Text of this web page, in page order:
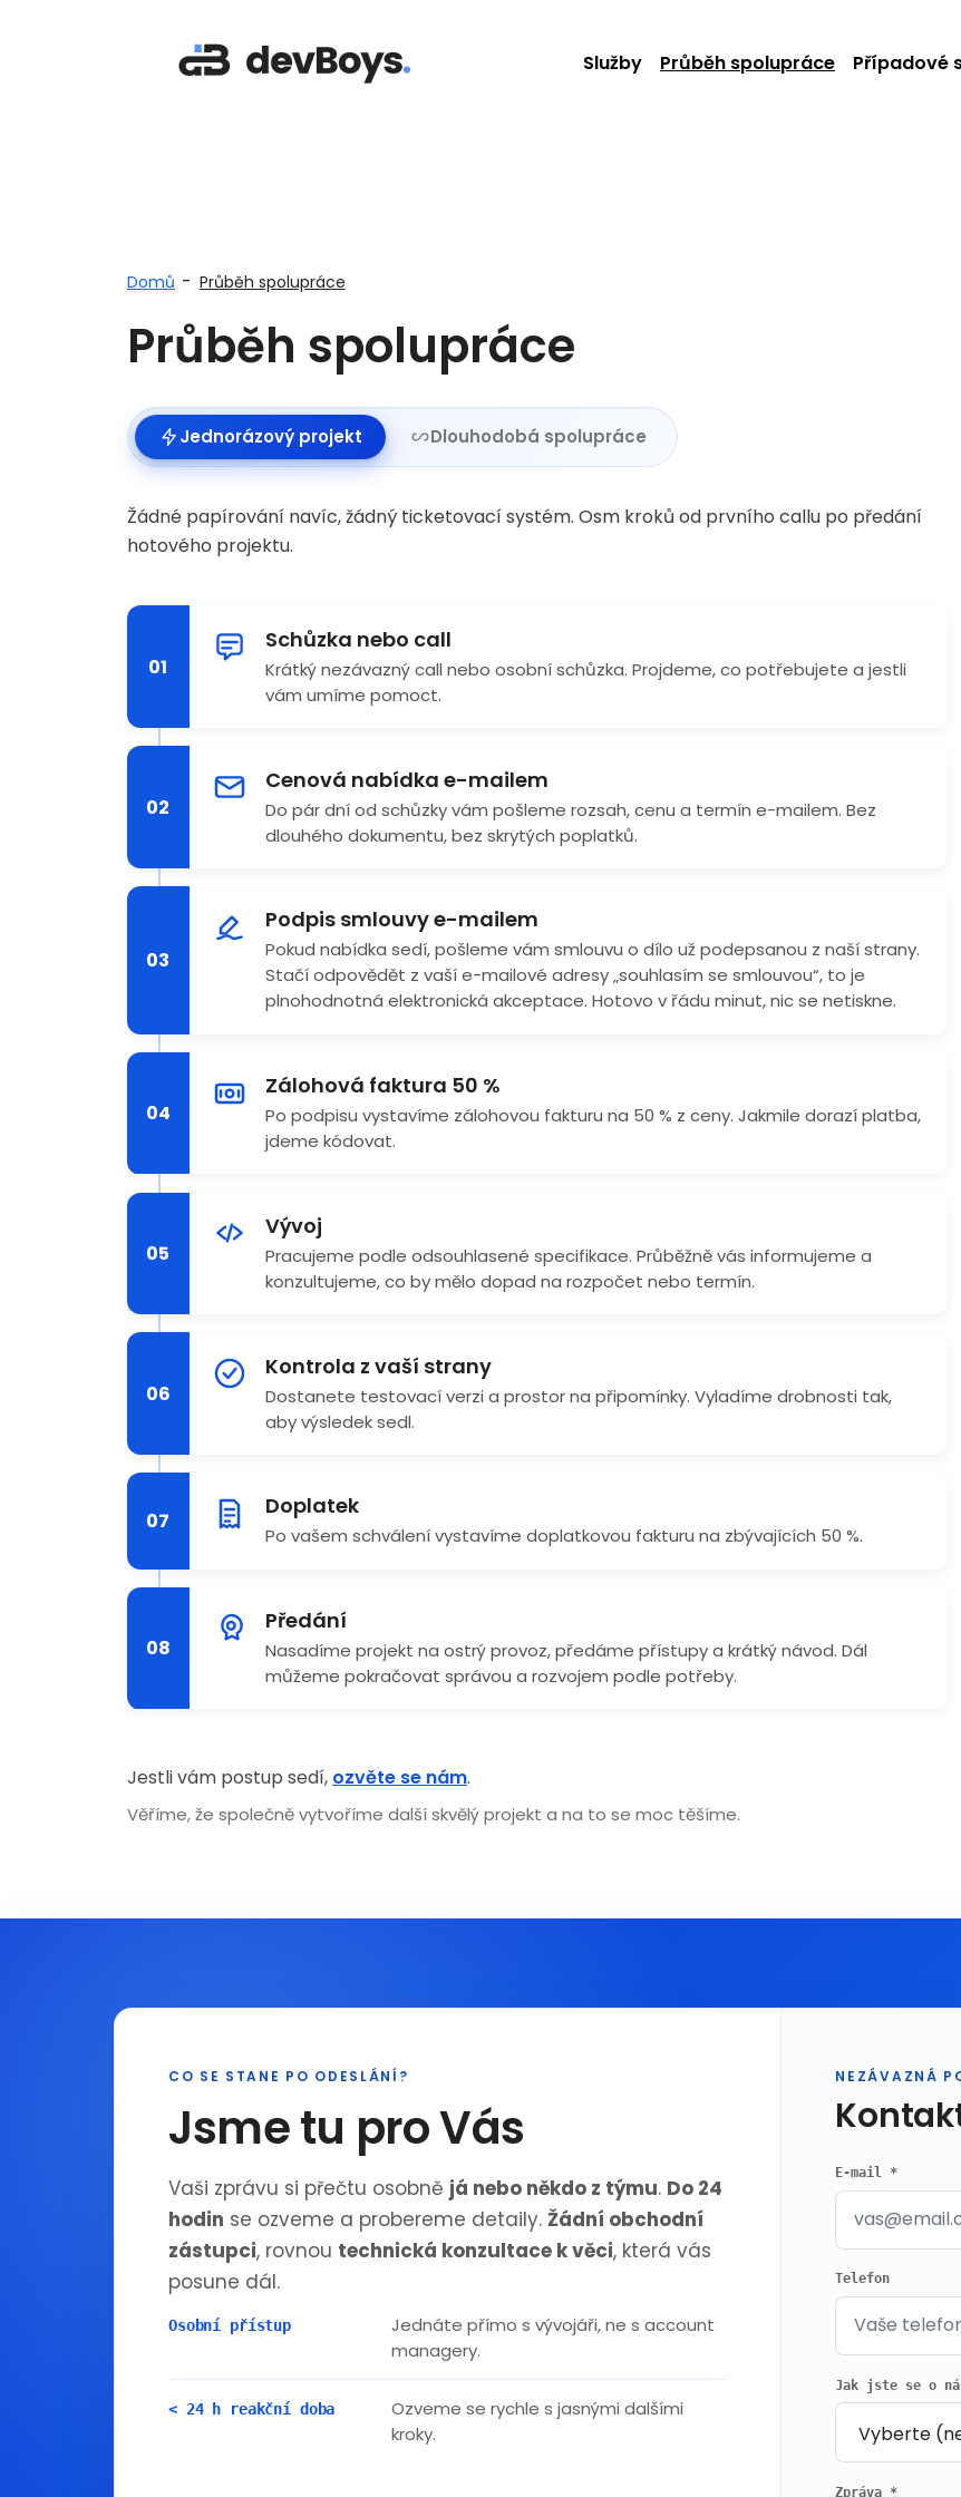
Služby Průběh spolupráce Případové
Domů - Průběh spolupráce
Průběh spolupráce
Jednorázový projekt Dlouhodobá spolupráce
Žádné papírování navíc, žádný ticketovací systém. Osm kroků od prvního callu po předání
hotového projektu.
01
Schůzka nebo call
Krátký nezávazný call nebo osobní schůzka. Projdeme, co potřebujete a jestli
vám umíme pomoct.
02
Cenová nabídka e-mailem
Do pár dní od schůzky vám pošleme rozsah, cenu a termín e-mailem. Bez
dlouhého dokumentu, bez skrytých poplatků.
03
Podpis smlouvy e-mailem
Pokud nabídka sedí, pošleme vám smlouvu o dílo už podepsanou z naší strany.
Stačí odpovědět z vaší e-mailové adresy „souhlasím se smlouvou“, to je
plnohodnotná elektronická akceptace. Hotovo v řádu minut, nic se netiskne.
04
Zálohová faktura 50 %
Po podpisu vystavíme zálohovou fakturu na 50 % z ceny. Jakmile dorazí platba,
jdeme kódovat.
05
Vývoj
Pracujeme podle odsouhlasené specifikace. Průběžně vás informujeme a
konzultujeme, co by mělo dopad na rozpočet nebo termín.
06
Kontrola z vaší strany
Dostanete testovací verzi a prostor na připomínky. Vyladíme drobnosti tak,
aby výsledek sedl.
07
Doplatek
Po vašem schválení vystavíme doplatkovou fakturu na zbývajících 50 %.
08
Předání
Nasadíme projekt na ostrý provoz, předáme přístupy a krátký návod. Dál
můžeme pokračovat správou a rozvojem podle potřeby.
Jestli vám postup sedí, ozvěte se nám.
Věříme, že společně vytvoříme další skvělý projekt a na to se moc těšíme.
CO SE STANE PO ODESLÁNÍ?
Jsme tu pro Vás
Vaši zprávu si přečtu osobně já nebo někdo z týmu. Do 24
hodin se ozveme a probereme detaily. Žádní obchodní
zástupci, rovnou technická konzultace k věci, která vás
posune dál.
Osobní přístup
Jednáte přímo s vývojáři, ne s account
managery.
< 24 h reakční doba
Ozveme se rychle s jasnými dalšími
kroky.
NEZÁVAZNÁ
E-mail *
Telefon
Jak jste se o
Zpráva *